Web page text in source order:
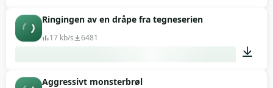
Ringingen av en dråpe fra tegneserien
17 kb/s 6481
Aggressivt monsterbrøl